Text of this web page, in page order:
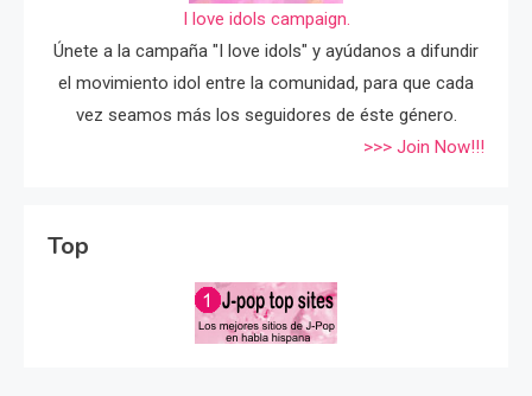
I love idols campaign.
Únete a la campaña "I love idols" y ayúdanos a difundir
el movimiento idol entre la comunidad, para que cada
vez seamos más los seguidores de éste género.
>>> Join Now!!!
Top